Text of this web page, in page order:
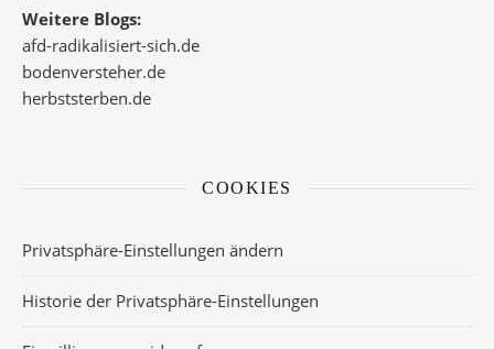
Weitere Blogs:
afd-radikalisiert-sich.de
bodenversteher.de
herbststerben.de
COOKIES
Privatsphäre-Einstellungen ändern
Historie der Privatsphäre-Einstellungen